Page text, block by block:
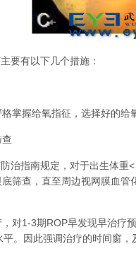
要有以下几个措施：
掌握给氧指征，选择好的给
治指南规定，对于出生体
筛查，直至周边视网膜血
对1-3期ROP早发现早治疗
。因此强调治疗的时间窗